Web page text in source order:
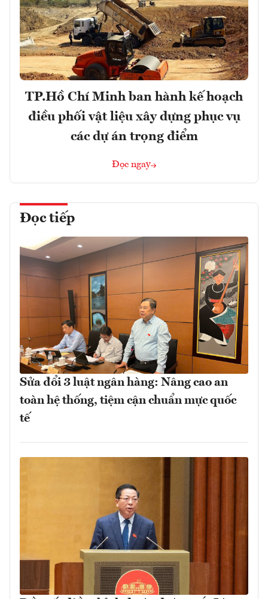
TP.Hồ Chí Minh ban hành kế hoạch
điều phối vật liệu xây dựng phục vụ
các dự án trọng điểm
Đọc ngay
Đọc tiếp
Sửa đổi 3 luật ngân hàng: Nâng cao an
toàn hệ thống, tiệm cận chuẩn mực quốc
tế